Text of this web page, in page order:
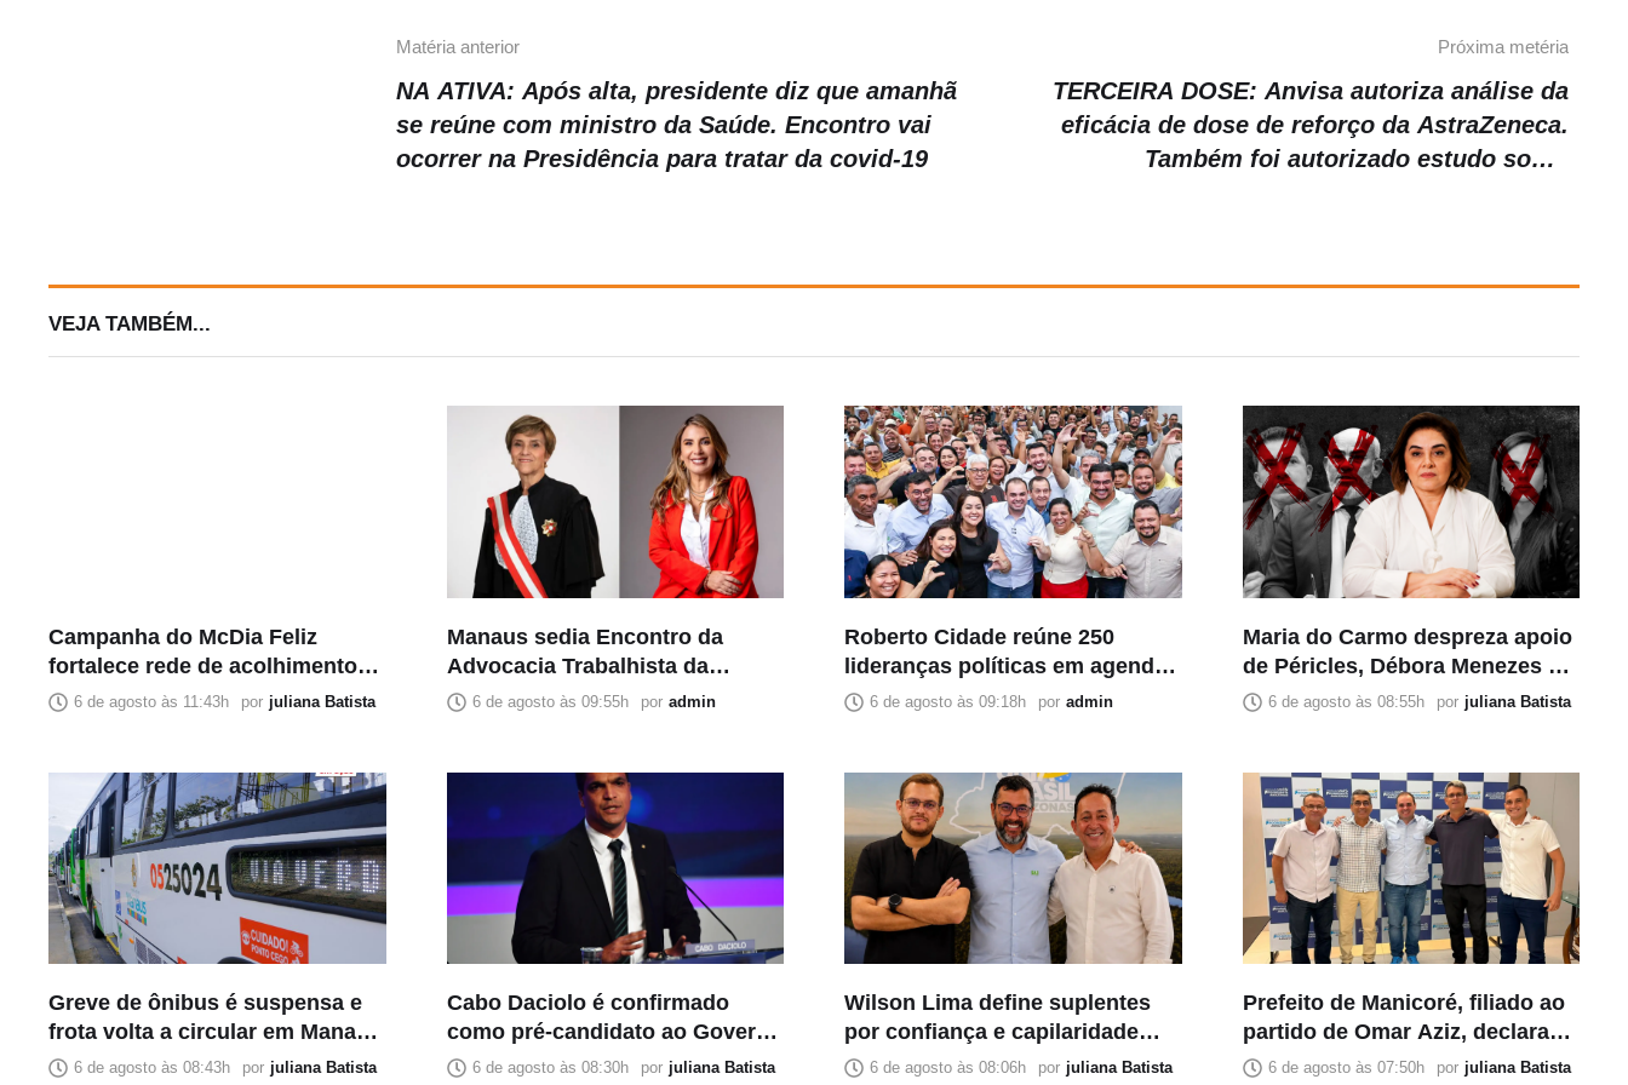
Matéria anterior
NA ATIVA: Após alta, presidente diz que amanhã
se reúne com ministro da Saúde. Encontro vai
ocorrer na Presidência para tratar da covid-19
Próxima metéria
TERCEIRA DOSE: Anvisa autoriza análise da
eficácia de dose de reforço da AstraZeneca.
Também foi autorizado estudo sobre
VEJA TAMBÉM...
Campanha do McDia Feliz
fortalece rede de acolhimento
do GACC Amazonas e ajuda
6 de agosto às 11:43h por juliana Batista
Manaus sedia Encontro da
Advocacia Trabalhista da
Região Norte com grandes
6 de agosto às 09:55h por admin
Roberto Cidade reúne 250
lideranças políticas em agenda
de articulação no Amazonas
6 de agosto às 09:18h por admin
Maria do Carmo despreza apoio
de Péricles, Débora Menezes e
Cabo Maciel e escancara
6 de agosto às 08:55h por juliana Batista
Greve de ônibus é suspensa e
frota volta a circular em Manaus
nesta quinta (6)
6 de agosto às 08:43h por juliana Batista
Cabo Daciolo é confirmado
como pré-candidato ao Governo
do AM pelo Mobiliza
6 de agosto às 08:30h por juliana Batista
Wilson Lima define suplentes
por confiança e capilaridade
política para sua chapa ao
6 de agosto às 08:06h por juliana Batista
Prefeito de Manicoré, filiado ao
partido de Omar Aziz, declara
apoio a Roberto Cidade
6 de agosto às 07:50h por juliana Batista